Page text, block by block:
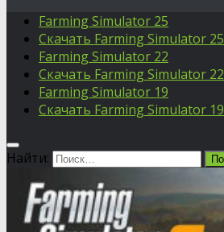
Farming Simulator 25
Скачать Farming Simulator 25
Farming Simulator 22
Скачать Farming Simulator 22
Farming Simulator 19
Скачать Farming Simulator 19
Найти: